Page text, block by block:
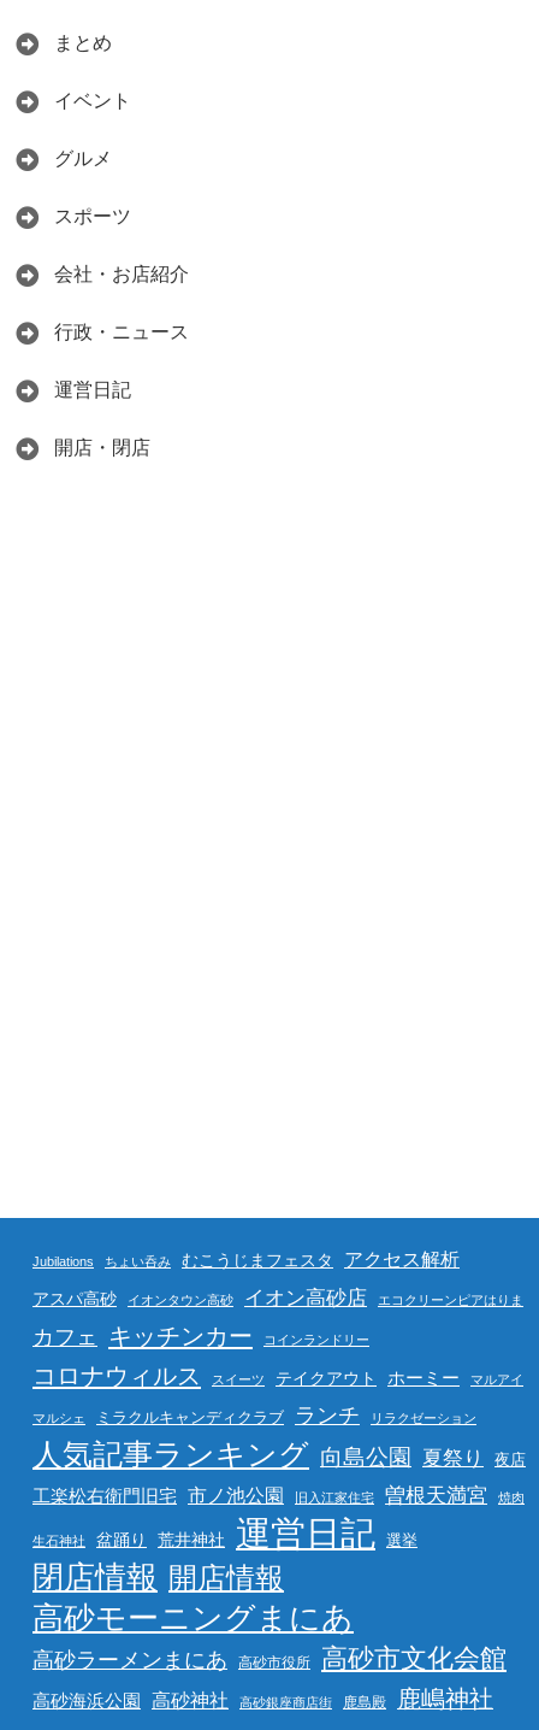
まとめ
イベント
グルメ
スポーツ
会社・お店紹介
行政・ニュース
運営日記
開店・閉店
Jubilations ちょい呑み むこうじまフェスタ アクセス解析
アスパ高砂 イオンタウン高砂 イオン高砂店 エコクリーンピアはりま
カフェ キッチンカー コインランドリー
コロナウィルス スイーツ テイクアウト ホーミー マルアイ
マルシェ ミラクルキャンディクラブ ランチ リラクゼーション
人気記事ランキング 向島公園 夏祭り 夜店
工楽松右衛門旧宅 市ノ池公園 旧入江家住宅 曽根天満宮 焼肉
生石神社 盆踊り 荒井神社 運営日記 選挙
閉店情報 開店情報
高砂モーニングまにあ
高砂ラーメンまにあ 高砂市役所 高砂市文化会館
高砂海浜公園 高砂神社 高砂銀座商店街 鹿島殿 鹿嶋神社